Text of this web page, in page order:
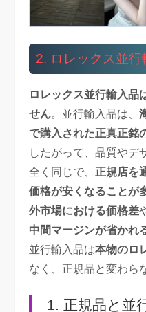
2. ロレックス並行
ロレックス並行輸入品
せん。並行輸入品は、
で購入された正真正銘
したがって、品質やデ
全く同じで、 正規店を
価格が安くなることが
外市場における価格差
中間マージンが省かれ
並行輸入品は本物のロ
なく、正規品と変わら
1. 正規品と並